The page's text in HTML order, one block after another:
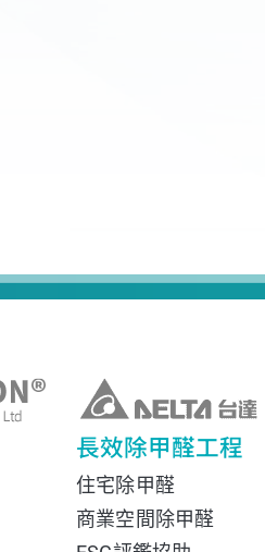
長效除甲醛工程
住宅除甲醛
商業空間除甲醛